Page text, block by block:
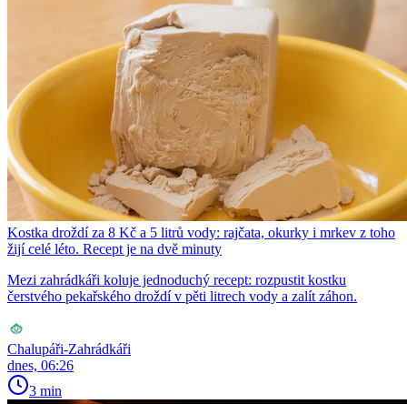
Kostka droždí za 8 Kč a 5 litrů vody: rajčata, okurky i mrkev z toho
žijí celé léto. Recept je na dvě minuty
Mezi zahrádkáři koluje jednoduchý recept: rozpustit kostku
čerstvého pekařského droždí v pěti litrech vody a zalít záhon.
Chalupáři-Zahrádkáři
dnes, 06:26
3 min